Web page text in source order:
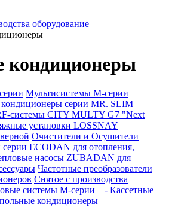
оборудование
кондиционеры
Мультисистемы M-серии
серии MR. SLIM
системы CITY MULTY G7 "Next
установки LOSSNAY
Очистители и Осушители
ECODAN для отопления,
насосы ZUBADAN для
Частотные преобразователи
Снятое с производства
системы M-серии
- Кассетные
кондиционеры